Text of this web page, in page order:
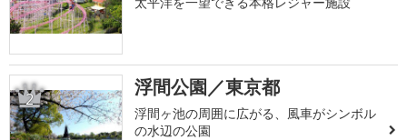
2 浮間公園／東京都
浮間ヶ池の周囲に広がる、風車がシンボル
の水辺の公園